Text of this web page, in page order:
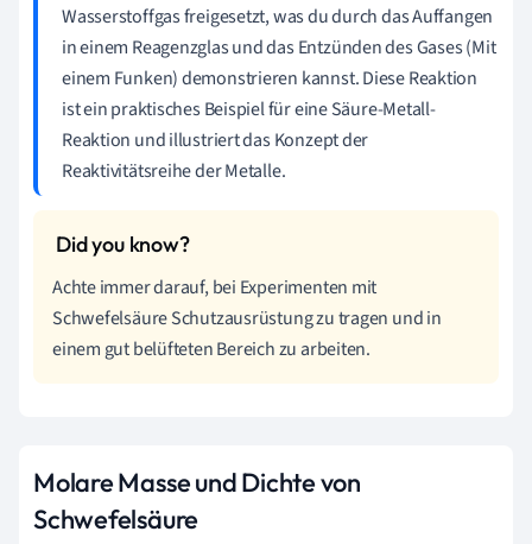
Wasserstoffgas freigesetzt, was du durch das Auffangen
in einem Reagenzglas und das Entzünden des Gases (Mit
einem Funken) demonstrieren kannst. Diese Reaktion
ist ein praktisches Beispiel für eine Säure-Metall-
Reaktion und illustriert das Konzept der
Reaktivitätsreihe der Metalle.
Achte immer darauf, bei Experimenten mit
Schwefelsäure Schutzausrüstung zu tragen und in
einem gut belüfteten Bereich zu arbeiten.
Molare Masse und Dichte von
Schwefelsäure